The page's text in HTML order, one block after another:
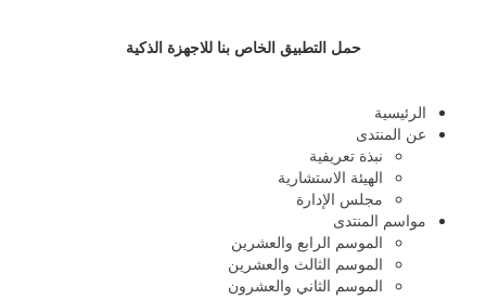
حمل التطبيق الخاص بنا للاجهزة الذكية
الرئيسية
عن المنتدى
نبذة تعريفية
الهيئة الاستشارية
مجلس الإدارة
مواسم المنتدى
الموسم الرابع والعشرين
الموسم الثالث والعشرين
الموسم الثاني والعشرون